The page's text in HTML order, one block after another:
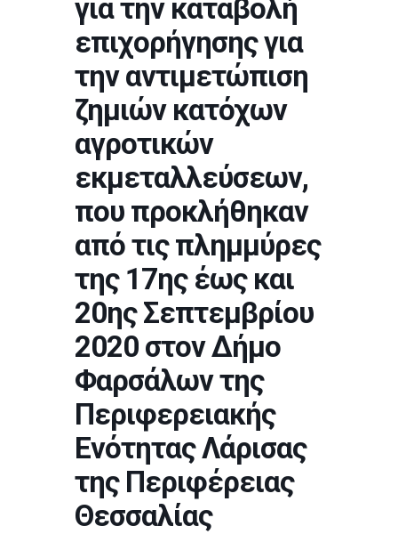
για την καταβολή
επιχορήγησης για
την αντιμετώπιση
ζημιών κατόχων
αγροτικών
εκμεταλλεύσεων,
που προκλήθηκαν
από τις πλημμύρες
της 17ης έως και
20ης Σεπτεμβρίου
2020 στον Δήμο
Φαρσάλων της
Περιφερειακής
Ενότητας Λάρισας
της Περιφέρειας
Θεσσαλίας